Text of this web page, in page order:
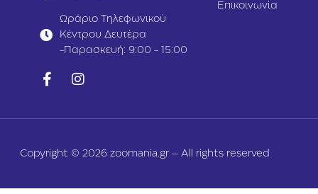
Ωράριο Τηλεφωνικού
Κέντρου Δευτέρα
-Παρασκευή: 9:00 - 15:00
Επικοινωνία
Copyright © 2026 zoomania.gr – All rights reserved